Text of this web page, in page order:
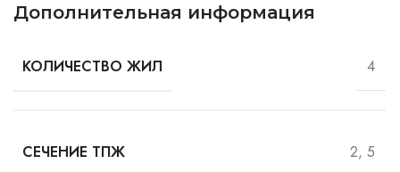
Дополнительная информация
КОЛИЧЕСТВО ЖИЛ 4
СЕЧЕНИЕ ТПЖ 2, 5